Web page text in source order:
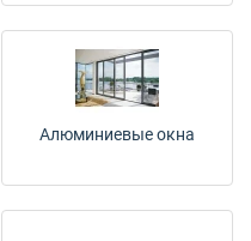
73 18
UK
Алюминиевые окна